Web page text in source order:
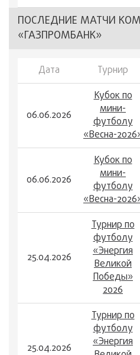
ПОСЛЕДНИЕ МАТЧИ
«ГАЗПРОМБАНК»
Дата Турнир
06.06.2026
Кубок по
мини-
футболу
«Весна-
06.06.2026
Кубок по
мини-
футболу
«Весна-
25.04.2026
Турнир по
футболу
«Энергия
Великой
Победы»
2026
25.04.2026
Турнир по
футболу
«Энергия